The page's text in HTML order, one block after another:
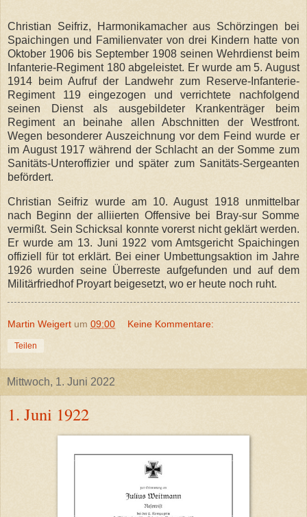
Christian Seifriz, Harmonikamacher aus Schörzingen bei
Spaichingen und Familienvater von drei Kindern hatte von
Oktober 1906 bis September 1908 seinen Wehrdienst beim
Infanterie-Regiment 180 abgeleistet. Er wurde am 5. August
1914 beim Aufruf der Landwehr zum Reserve-Infanterie-
Regiment 119 eingezogen und verrichtete nachfolgend
seinen Dienst als ausgebildeter Krankenträger beim
Regiment an beinahe allen Abschnitten der Westfront.
Wegen besonderer Auszeichnung vor dem Feind wurde er
im August 1917 während der Schlacht an der Somme zum
Sanitäts-Unteroffizier und später zum Sanitäts-Sergeanten
befördert.
Christian Seifriz wurde am 10. August 1918 unmittelbar
nach Beginn der alliierten Offensive bei Bray-sur Somme
vermißt. Sein Schicksal konnte vorerst nicht geklärt werden.
Er wurde am 13. Juni 1922 vom Amtsgericht Spaichingen
offiziell für tot erklärt. Bei einer Umbettungsaktion im Jahre
1926 wurden seine Überreste aufgefunden und auf dem
Militärfriedhof Proyart beigesetzt, wo er heute noch ruht.
Martin Weigert um 09:00 Keine Kommentare:
Teilen
Mittwoch, 1. Juni 2022
1. Juni 1922